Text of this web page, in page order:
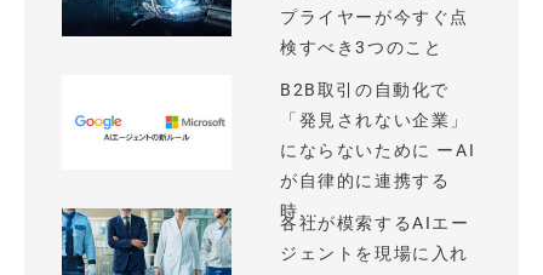
プライヤーが今すぐ点
検すべき3つのこと
B2B取引の自動化で
「発見されない企業」
にならないために ーAI
が自律的に連携する
時...
各社が模索するAIエー
ジェントを現場に入れ